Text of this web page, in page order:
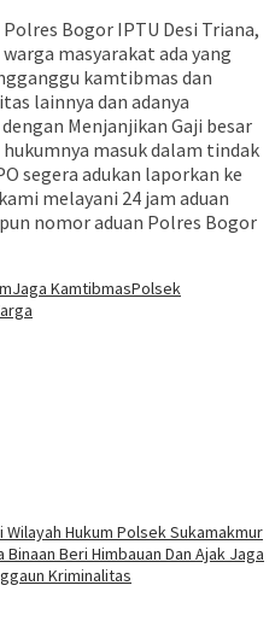
Bogor IPTU Desi Triana,
masyarakat ada yang
kamtibmas dan
lainnya dan adanya
Menjanjikan Gaji besar
masuk dalam tindak
segera adukan laporkan ke
melayani 24 jam aduan
nomor aduan Polres Bogor
Jaga KamtibmasPolsek
Wilayah Hukum Polsek Sukamakmur
Beri Himbauan Dan Ajak Jaga
Kriminalitas